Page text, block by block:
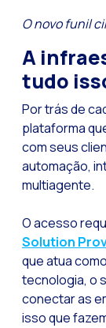
O novo funil
A
tudo
Por trás de
plataforma
com seus
automação,
multiagente.
O acesso
Solution
que atua
tecnologia, o
conectar as
isso que